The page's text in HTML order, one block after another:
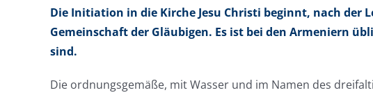
Die Initiation in die Kirche Jesu Christi beginnt, nach der
Gemeinschaft der Gläubigen. Es ist bei den Armeniern
sind.
Die ordnungsgemäße, mit Wasser und im Namen des